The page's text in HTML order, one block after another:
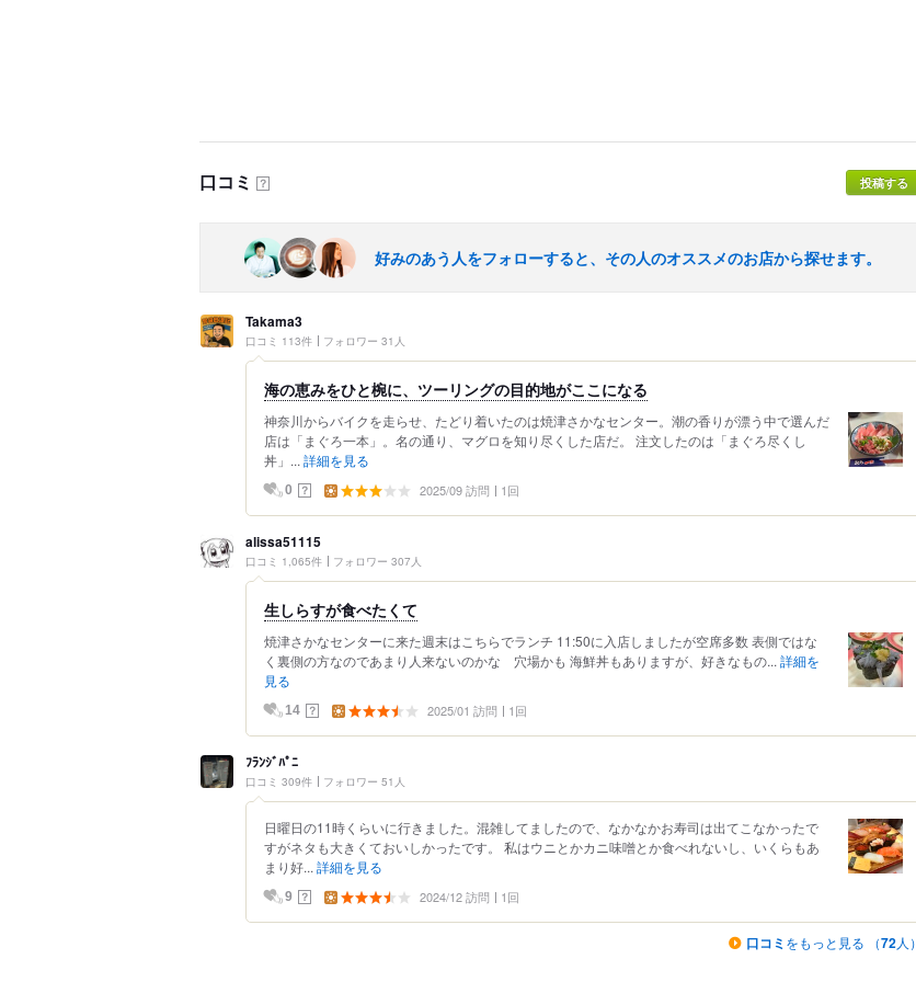
口コミ ？ 投稿する
好みのあう人をフォローすると、その人のオススメのお店から探せます。
Takama3
口コミ 113件 フォロワー 31人
海の恵みをひと椀に、ツーリングの目的地がここになる
神奈川からバイクを走らせ、たどり着いたのは焼津さかなセンター。潮の香りが漂う中で選んだ
店は「まぐろ一本」。名の通り、マグロを知り尽くした店だ。 注文したのは「まぐろ尽くし
丼」... 詳細を見る
0 ？ 2025/09 訪問 1回
alissa51115
口コミ 1,065件 フォロワー 307人
生しらすが食べたくて
焼津さかなセンターに来た週末はこちらでランチ 11:50に入店しましたが空席多数 表側ではな
く裏側の方なのであまり人来ないのかな 穴場かも 海鮮丼もありますが、好きなもの... 詳細を
見る
14 ？ 2025/01 訪問 1回
ﾌﾗﾝｼﾞﾊﾟﾆ
口コミ 309件 フォロワー 51人
日曜日の11時くらいに行きました。混雑してましたので、なかなかお寿司は出てこなかったで
すがネタも大きくておいしかったです。 私はウニとかカニ味噌とか食べれないし、いくらもあ
まり好... 詳細を見る
9 ？ 2024/12 訪問 1回
口コミ をもっと見る （72人）